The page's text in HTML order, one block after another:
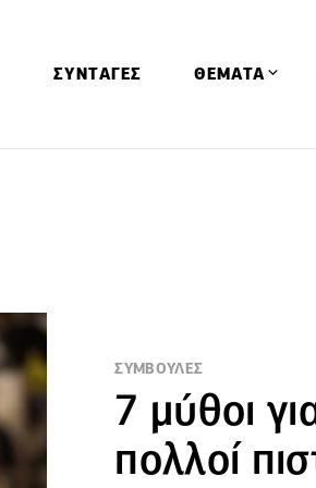
ΣΥΝΤΑΓΕΣ ΘΕΜΑΤΑ
Παιδί
Υγεία &
ΣΥΜΒΟΥΛΕΣ
7 μύθοι
πολλοί